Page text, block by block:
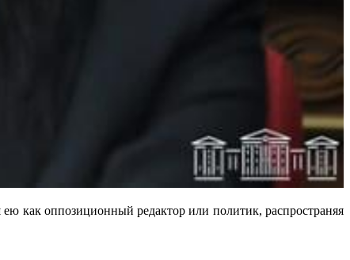
как оппозиционный редактор или политик, распространяя